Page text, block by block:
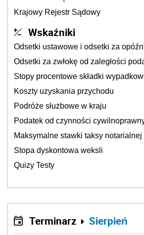
Krajowy Rejestr Sądowy
Wskaźniki
Odsetki ustawowe i odsetki za
Odsetki za zwłokę od zaległości
Stopy procentowe składki
Koszty uzyskania przychodu
Podróże służbowe w kraju
Podatek od czynności
Maksymalne stawki taksy notarialnej
Stopa dyskontowa weksli
Quizy Testy
Terminarz Sierpień